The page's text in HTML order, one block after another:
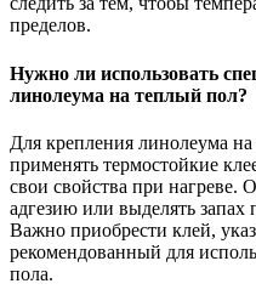
пределов.
Нужно ли использовать
линолеума на теплый пол?
Для крепления линолеума
применять термостойкие
свои свойства при нагреве.
адгезию или выделять
Важно приобрести клей,
рекомендованный для
пола.